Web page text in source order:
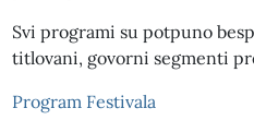
Svi programi su potpuno
titlovani, govorni segmenti
Program Festivala